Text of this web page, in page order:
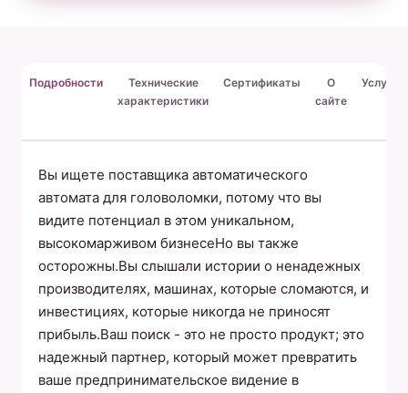
Подробности
Технические
характеристики
Сертификаты
О
сайте
Услуги
Вы ищете поставщика автоматического
автомата для головоломки, потому что вы
видите потенциал в этом уникальном,
высокомарживом бизнесеНо вы также
осторожны.Вы слышали истории о ненадежных
производителях, машинах, которые сломаются, и
инвестициях, которые никогда не приносят
прибыль.Ваш поиск - это не просто продукт; это
надежный партнер, который может превратить
ваше предпринимательское видение в